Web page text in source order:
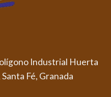
Industrial Huerta
Fé, Granada